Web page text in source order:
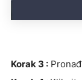
Korak 3 :